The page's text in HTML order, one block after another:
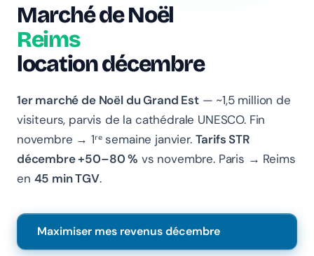
Marché de Noël
Reims
location décembre
1er marché de Noël du Grand Est— ~1,5 million de
visiteurs, parvis de la cathédrale UNESCO. Fin
novembre → 1ʳᵉ semaine janvier. Tarifs STR
décembre +50–80 % vs novembre. Paris → Reims
en 45 min TGV.
Maximiser mes revenus décembre
Chanlify Assistant
En ligne · Online
Bonjour 👋 Je suis l'assistant Chanlify. Comment puis-
Hello! I'm the Chanlify assistant. How can I help?